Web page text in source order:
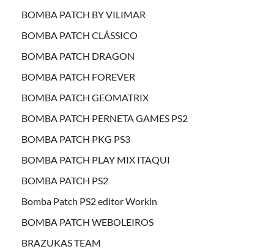
BOMBA PATCH BY VILIMAR
BOMBA PATCH CLÁSSICO
BOMBA PATCH DRAGON
BOMBA PATCH FOREVER
BOMBA PATCH GEOMATRIX
BOMBA PATCH PERNETA GAMES PS2
BOMBA PATCH PKG PS3
BOMBA PATCH PLAY MIX ITAQUI
BOMBA PATCH PS2
Bomba Patch PS2 editor Workin
BOMBA PATCH WEBOLEIROS
BRAZUKAS TEAM